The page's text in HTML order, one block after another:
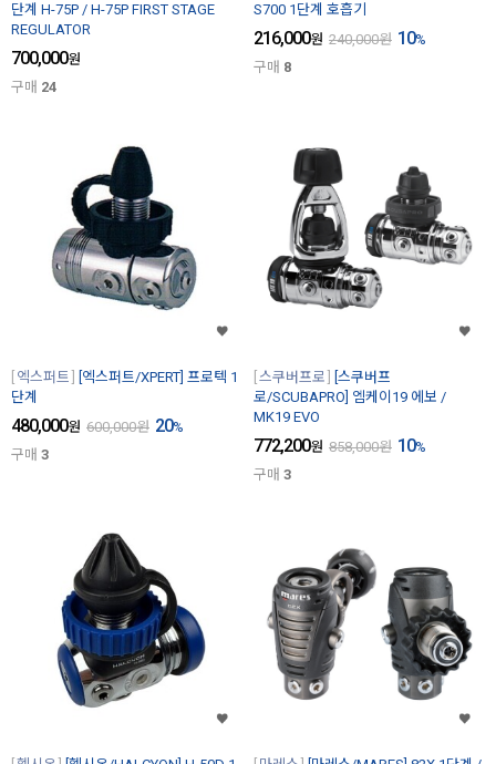
단계 H-75P / H-75P FIRST STAGE
REGULATOR
700,000원
구매 24
S700 1단계 호흡기
216,000원 240,000원 10%
구매 8
엑스퍼트
[엑스퍼트/XPERT] 프로텍 1
단계
480,000원 600,000원 20%
구매 3
스쿠버프로
[스쿠버프
로/SCUBAPRO] 엠케이19 에보 /
MK19 EVO
772,200원 858,000원 10%
구매 3